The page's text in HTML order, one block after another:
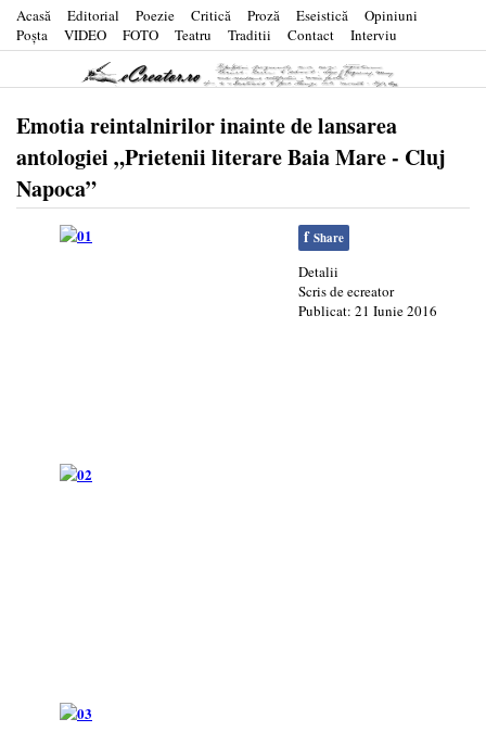
Acasă Editorial Poezie Critică Proză Eseistică
Opiniuni
Poşta
VIDEO FOTO Teatru Traditii Contact Interviu
Emotia reintalnirilor inainte de lansarea
antologiei „Prietenii literare Baia Mare - Cluj
Napoca”
f Share
Detalii
Scris deecreator
Publicat: 21 Iunie 2016